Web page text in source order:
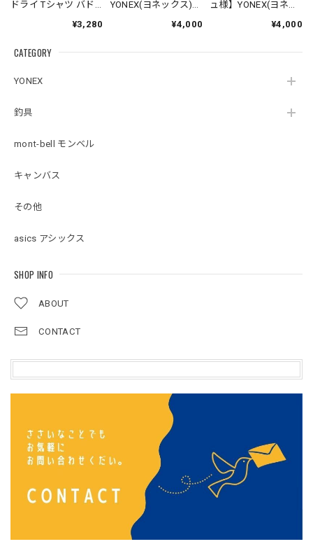
CATEGORY
YONEX
釣具
mont-bell モンベル
キャンバス
その他
asics アシックス
SHOP INFO
ABOUT
CONTACT
ドライ Tシャツ バド
ンちゃんのかお】
料】
¥3,280
YONEX(ヨネックス)
ミントン テニス 【ビ
【シマエナガのか
¥4,000
ュ様】YONEX(ヨネッ
バドミントン 【トラ
【16500】【送料無
¥4,000